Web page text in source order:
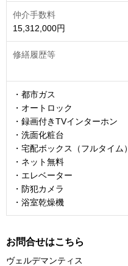
仲介手数料
15,312,000円
修繕履歴等
・都市ガス
・オートロック
・録画付きTVインターホン
・洗面化粧台
・宅配ボックス（フルタイム）
・ネット無料
・エレベーター
・防犯カメラ
・浴室乾燥機
お問合せはこちら
ヴェルデマンティス